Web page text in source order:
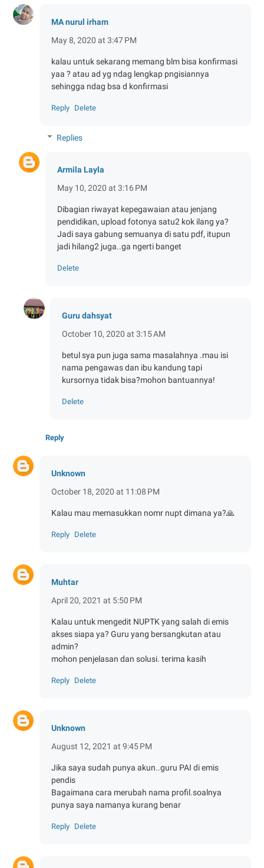
MA nurul irham
May 8, 2020 at 3:47 PM
kalau untuk sekarang memang blm bisa konfirmasi
yaa ? atau ad yg ndag lengkap pngisiannya
sehingga ndag bsa d konfirmasi
Reply Delete
Replies
Armila Layla
May 10, 2020 at 3:16 PM
Dibagian riwayat kepegawaian atau jenjang
pendidikan, upload fotonya satu2 kok ilang ya?
Jadi saya gabung semuanya di satu pdf, itupun
jadi hilang2 juga..ga ngerti banget
Delete
Guru dahsyat
October 10, 2020 at 3:15 AM
betul sya pun juga sama masalahnya .mau isi
nama pengawas dan ibu kandung tapi
kursornya tidak bisa?mohon bantuannya!
Delete
Reply
Unknown
October 18, 2020 at 11:08 PM
Kalau mau memasukkan nomr nupt dimana ya?🙏
Reply Delete
Muhtar
April 20, 2021 at 5:50 PM
Kalau untuk mengedit NUPTK yang salah di emis
akses siapa ya? Guru yang bersangkutan atau
admin?
mohon penjelasan dan solusi. terima kasih
Reply Delete
Unknown
August 12, 2021 at 9:45 PM
Jika saya sudah punya akun..guru PAI di emis
pendis
Bagaimana cara merubah nama profil.soalnya
punya saya namanya kurang benar
Reply Delete